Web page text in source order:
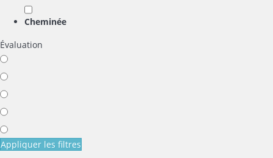
Cheminée
Évaluation
Appliquer les filtres